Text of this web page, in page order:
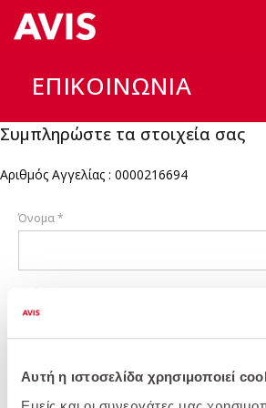
Αυτή η ιστοσελίδα χρησιμοποιεί
ΕΠΙΚΟΙΝΩΝΙΑ
Συμπληρώστε τα στοιχεία σας
Αριθμός Αγγελίας : 0000216694
Όνομα *
Θέμα Επικοινωνίας *